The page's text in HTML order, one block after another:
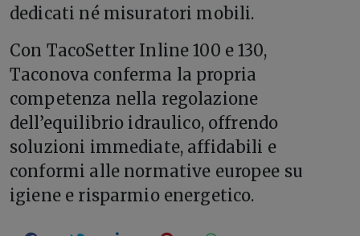
dedicati né misuratori mobili.
Con TacoSetter Inline 100 e 130,
Taconova conferma la propria
competenza nella regolazione
dell’equilibrio idraulico, offrendo
soluzioni immediate, affidabili e
conformi alle normative europee su
igiene e risparmio energetico.